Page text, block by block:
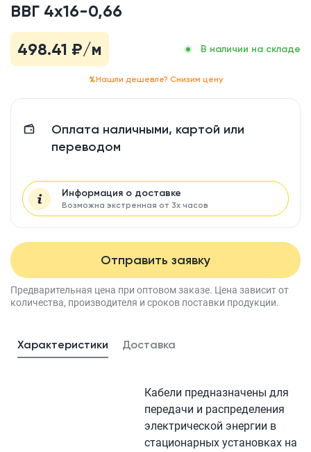
ВВГ 4x16-0,66
498.41 ₽/м В наличии на складе
Нашли дешевле? Снизим цену
Отправить заявку
Предварительная цена при оптовом заказе. Цена зависит от
количества, производителя и сроков поставки продукции.
Оплата наличными, картой или
переводом
Информация о доставке
Возможна экстренная от 3х часов
Характеристики Доставка
Кабели предназначены для
передачи и распределения
электрической энергии в
стационарных установках на